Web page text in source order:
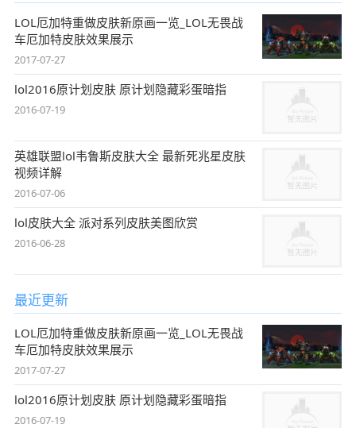
LOL厄加特重做皮肤新原画一览_LOL无畏战
车厄加特皮肤效果展示
2017-07-27
lol2016原计划皮肤 原计划隐藏彩蛋暗指
2016-07-19
英雄联盟lol韦鲁斯皮肤大全 最新死兆星皮肤
视频详解
2016-07-06
lol皮肤大全 派对系列皮肤美图欣赏
2016-06-28
最近更新
LOL厄加特重做皮肤新原画一览_LOL无畏战
车厄加特皮肤效果展示
2017-07-27
lol2016原计划皮肤 原计划隐藏彩蛋暗指
2016-07-19